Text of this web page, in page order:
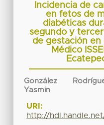
Incidencia de
en fetos de
diabéticas
segundo y
de gestación en
Médico
González
Yasmin
URI:
http://